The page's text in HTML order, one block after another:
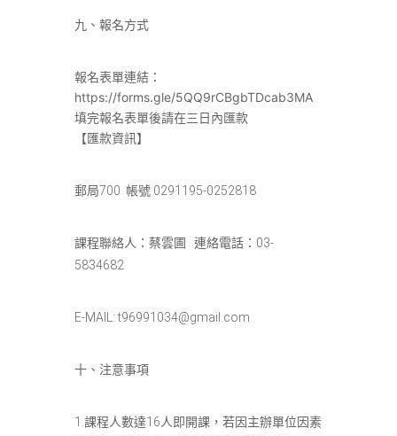
九、報名方式
報名表單連結：
https://forms.gle/5QQ9rCBgbTDcab3MA
填完報名表單後請在三日內匯款
【匯款資訊】
郵局700 帳號 0291195-0252818
課程聯絡人：蔡雲圃 連絡電話：03-
5834682
E-MAIL:t96991034@gmail.com
十、注意事項
1.課程人數達16人即開課，若因主辦單位因素